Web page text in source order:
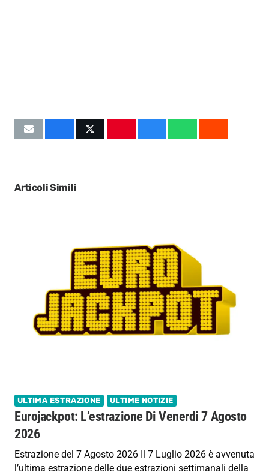
Articoli Simili
ULTIMA ESTRAZIONE ULTIME NOTIZIE
Eurojackpot: L’estrazione Di Venerdi 7 Agosto
2026
Estrazione del 7 Agosto 2026 Il 7 Luglio 2026 è avvenuta
l’ultima estrazione delle due estrazioni settimanali della